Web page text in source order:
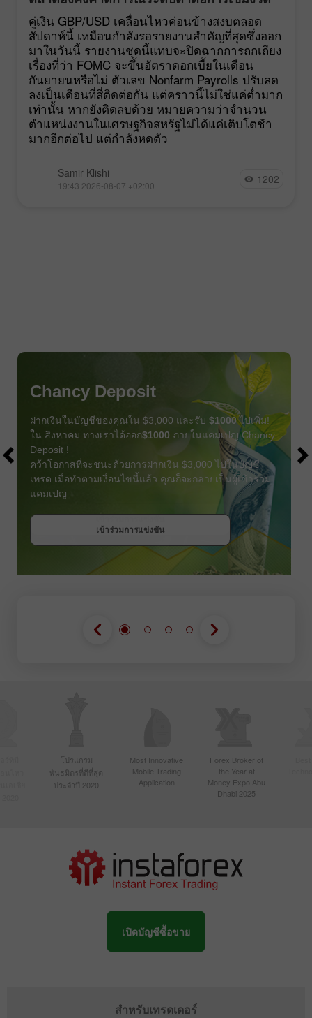
นโยบายของ FOMC
คู่เงิน GBP/USD เคลื่อนไหวค่อนข้างสงบตลอด
สัปดาห์นี้ เหมือนกำลังรอรายงานสำคัญที่สุดซึ่งออก
มาในวันนี้ รายงานชุดนี้แทบจะปิดฉากการถกเถียง
เรื่องที่ว่า FOMC จะขึ้นอัตราดอกเบี้ยในเดือน
กันยายนหรือไม่ ตัวเลข Nonfarm Payrolls ปรับลด
ลงเป็นเดือนที่สี่ติดต่อกัน แต่คราวนี้ไม่ใช่แค่ต่ำมาก
เท่านั้น หากยังติดลบด้วย หมายความว่าจำนวน
ตำแหน่งงานในเศรษฐกิจสหรัฐไม่ได้แค่เติบโตช้า
มากอีกต่อไป แต่กำลังหดตัว
Samir Klishi
19:43 2026-08-07 +02:00 1202
Chancy Deposit
ฝากเงินในบัญชีของคุณใน $3,000 และรับ $1000ไปเพิ่ม!
ใน สิงหาคม ทางเราได้ออก$1000 ภายในแคมเปญ Chancy
Deposit !
คว้าโอกาสที่จะชนะด้วยการฝากเงิน $3,000 ไปในบัญชี
เทรด เมื่อทำตามเงื่อนไขนี้แล้ว คุณก็จะกลายเป็นผู้เข้าร่วม
แคมเปญ
เข้าร่วมการแข่งขัน
โปรแกรม
พันธมิตรที่ดีที่สุด
ประจำปี 2020
Most Innovative
Mobile Trading
Application
Forex Broker of
the Year at
Money Expo Abu
Dhabi 2025
เปิดบัญชีซื้อขาย
สำหรับเทรดเดอร์